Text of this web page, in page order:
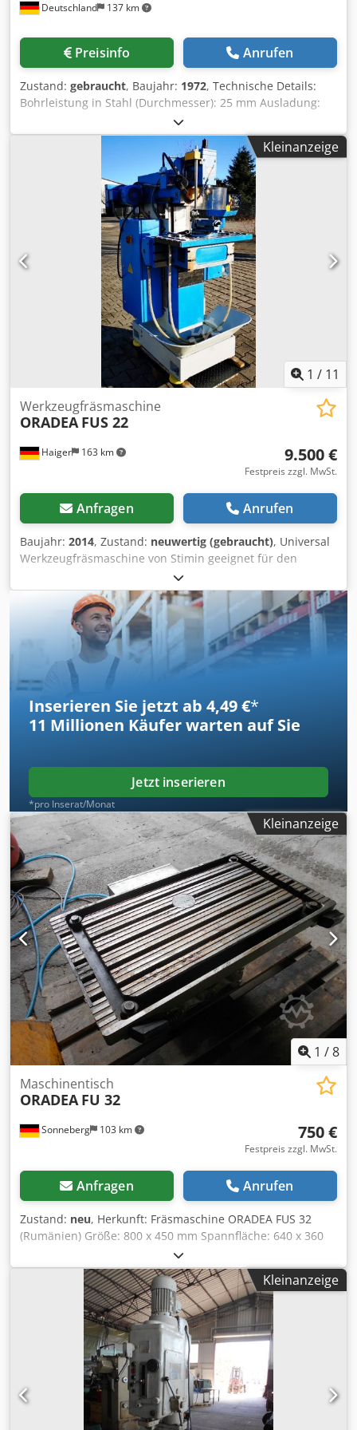
Deutschland 137 km
Preisinfo Anrufen
Zustand: gebraucht, Baujahr: 1972, Technische Details:
Bohrleistung in Stahl (Durchmesser): 25 mm Ausladung:
300 mm Bohrhub: 630 mm Spindeldrehzahlen - stufenlos:
150 - 2860 U/min Csdpfxszfltdj Amueha Spindelaufnahme
MK: MK 4 Abstand Spindel/Tisch max.: 630 mm
Tischgröße: 300 x 400 mm Gesamtleistungsbedarf: 1,65 kW
Maschinengewicht ca.: 700 kg Abmessung Maschine ca.
LxBxH: 1,25 x 5,0 x 2,3 m
Kleinanzeige
1 / 11
Haiger 163 km
Werkzeugfräsmaschine
ORADEA FUS 22
9.500 €
Festpreis zzgl. MwSt.
Anfragen Anrufen
Baujahr: 2014, Zustand: neuwertig (gebraucht), Universal
Werkzeugfräsmaschine von Stimin geeignet für den
Werkzeug, Vorrichtungsbau, Formenbau sowie die
Ausbildung Verfahrwege : 320x250x300mm Drehzahl :40-
2240 U/min Aufnahme : SK 40 Tisch 600x210mm Längsweg
(X,Y,Z -Achse) 320x250x300mm Werkzeugaufnahme: SK 40
Vertikalspindeldrehzahlen: 40-2240U/min Vorschübe 12-
630mm/min Anschluss 50 Hz 3x 380V Spindelmotor 2,2KW
Maschinengewicht ca. 1000kg Abmaße
1200x1900x1000mm Chjdpsi A I Rxofx Amuoa
Inserieren Sie jetzt ab 4,49 €*
11 Millionen Käufer warten auf Sie
Jetzt inserieren
*pro Inserat/Monat
Kleinanzeige
1 /8
Sonneberg 103 km
Maschinentisch
ORADEA FU 32
750 €
Festpreis zzgl. MwSt.
Anfragen Anrufen
Zustand: neu, Herkunft: Fräsmaschine ORADEA FUS 32
(Rumänien) Größe: 800 x 450 mm Spannfläche: 640 x 360
mm Spannnutenanzahl: 5 Chodpfx Aefz Nxtomuja
Spannnutenbreite: 23 / 14 mm Spannnutentiefe: 26 / 13
mm Anschlagfläche: 350 x 240 mm Ausstattung: dreh-,
kipp und schwenkbar Maße: 800 x 700 x 600 mm Gewicht:
Kleinanzeige